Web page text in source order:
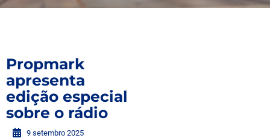
Propmark
apresenta
edição especial
sobre o rádio
9 setembro 2025